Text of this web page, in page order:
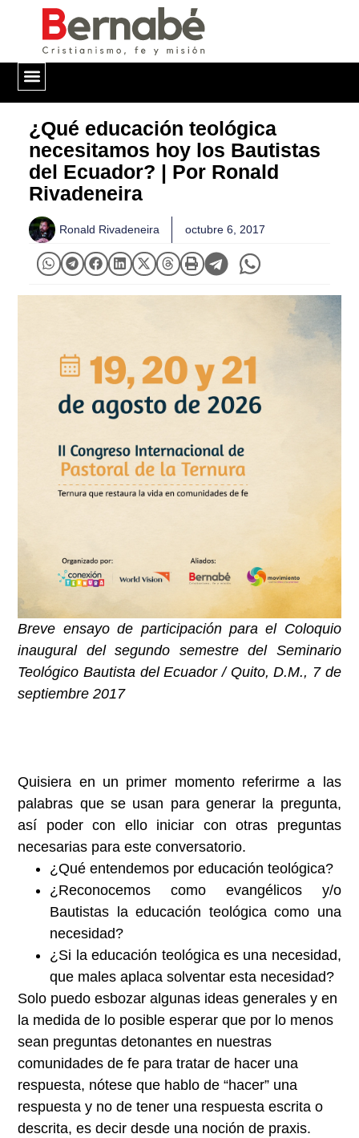
¿Qué educación teológica
necesitamos hoy los Bautistas
del Ecuador? | Por Ronald
Rivadeneira
Ronald Rivadeneira octubre 6, 2017
Breve ensayo de participación para el Coloquio
inaugural del segundo semestre del Seminario
Teológico Bautista del Ecuador / Quito, D.M., 7 de
septiembre 2017
Quisiera en un primer momento referirme a las
palabras que se usan para generar la pregunta,
así poder con ello iniciar con otras preguntas
necesarias para este conversatorio.
¿Qué entendemos por educación teológica?
¿Reconocemos como evangélicos y/o
Bautistas la educación teológica como una
necesidad?
¿Si la educación teológica es una necesidad,
que males aplaca solventar esta necesidad?
Solo puedo esbozar algunas ideas generales y en
la medida de lo posible esperar que por lo menos
sean preguntas detonantes en nuestras
comunidades de fe para tratar de hacer una
respuesta, nótese que hablo de “hacer” una
respuesta y no de tener una respuesta escrita o
descrita, es decir desde una noción de praxis.